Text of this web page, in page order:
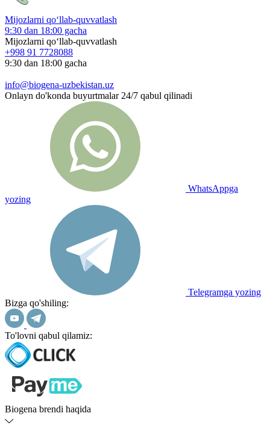
Mijozlarni qo‘llab-quvvatlash
9:30 dan 18:00 gacha
Mijozlarni qo‘llab-quvvatlash
+998 91 7728088
9:30 dan 18:00 gacha
info@biogena-uzbekistan.uz
Onlayn do'konda buyurtmalar 24/7 qabul qilinadi
WhatsAppga
yozing
Telegramga yozing
Bizga qo'shiling:
To'lovni qabul qilamiz:
Biogena brendi haqida